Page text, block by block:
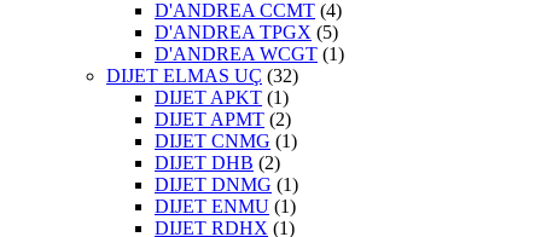
D'ANDREA CCMT (4)
D'ANDREA TPGX (5)
D'ANDREA WCGT (1)
DIJET ELMAS UÇ (32)
DIJET APKT (1)
DIJET APMT (2)
DIJET CNMG (1)
DIJET DHB (2)
DIJET DNMG (1)
DIJET ENMU (1)
DIJET RDHX (1)